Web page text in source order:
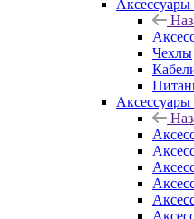
Аксессуары
Чехлы
Аксессуары